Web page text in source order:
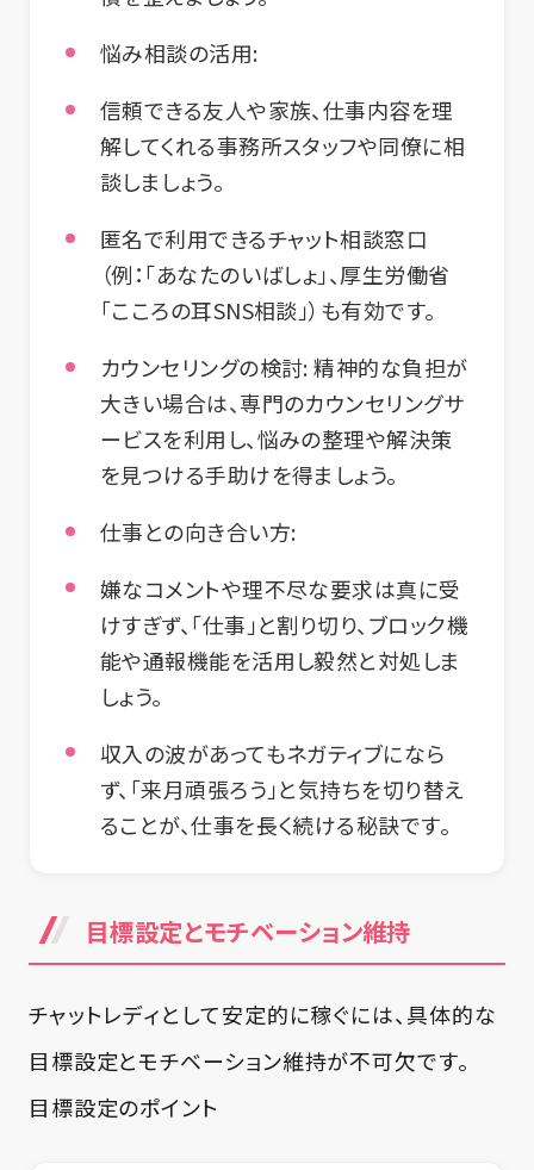
悩み相談の活用:
信頼できる友人や家族、仕事内容を理
解してくれる事務所スタッフや同僚に相
談しましょう。
匿名で利用できるチャット相談窓口
（例：「あなたのいばしょ」、厚生労働省
「こころの耳SNS相談」）も有効です。
カウンセリングの検討:精神的な負担が
大きい場合は、専門のカウンセリングサ
ービスを利用し、悩みの整理や解決策
を見つける手助けを得ましょう。
仕事との向き合い方:
嫌なコメントや理不尽な要求は真に受
けすぎず、「仕事」と割り切り、ブロック機
能や通報機能を活用し毅然と対処しま
しょう。
収入の波があってもネガティブになら
ず、「来月頑張ろう」と気持ちを切り替え
ることが、仕事を長く続ける秘訣です。
目標設定とモチベーション維持
チャットレディとして安定的に稼ぐには、具体的な
目標設定とモチベーション維持が不可欠です。
目標設定のポイント